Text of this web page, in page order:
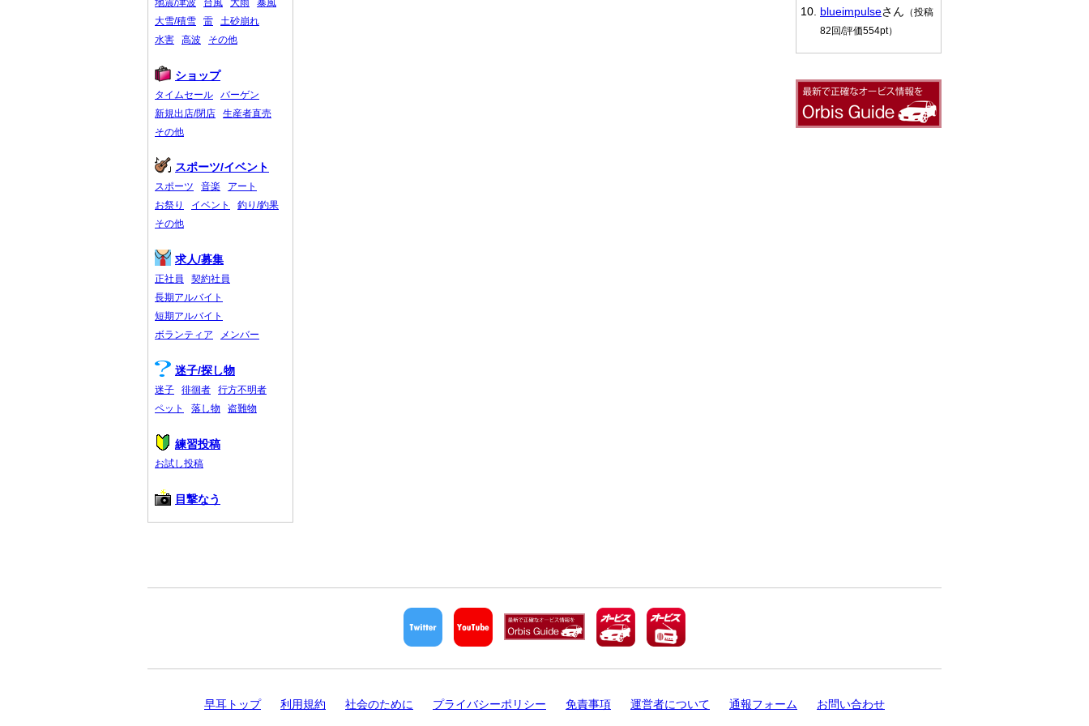
大雪/積雪
雷
土砂崩れ
水害
高波 その他
ショップ
タイムセール
バーゲン
新規出店/閉店
生産者直売
その他
スポーツ/イベント
スポーツ 音楽
アート
お祭り
イベント
釣り/釣果
その他
求人/募集
正社員
契約社員
長期アルバイト
短期アルバイト
ボランティア
メンバー
迷子/探し物
迷子 徘徊者
行方不明者
ペット
落し物 盗難物
練習投稿
お試し投稿
目撃なう
blueimpulseさん （投稿
82回/評価554pt）
早耳トップ 利用規約 社会のために プライバシーポリシー 免責事項 運営者について 通報フォーム お問い合わせ